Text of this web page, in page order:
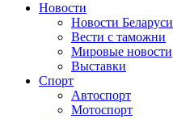
Сайт про автомобили
Новости
Новости Беларуси
Вести с таможни
Мировые новости
Выставки
Спорт
Автоспорт
Мотоспорт